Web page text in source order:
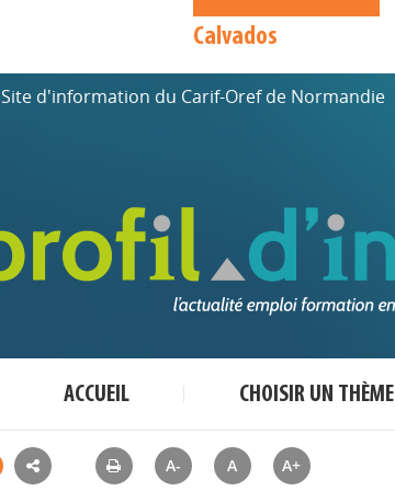
Calvados
Site d'information du Carif-Oref de Normandie
ACCUEIL CHOISIR UN THÈME
A- A A+